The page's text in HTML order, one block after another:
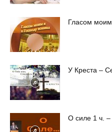
Гласом
У Креста –
О силе 1 ч.